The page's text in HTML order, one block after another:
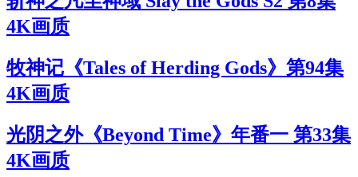
4K画质
牧神记《Tales of Herding Gods》第94集
4K画质
光阴之外《Beyond Time》年番一 第33集
4K画质